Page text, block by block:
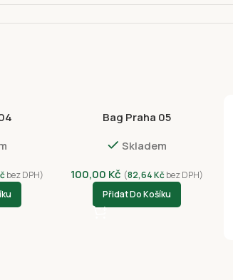
bez DPH)
Bag Praha 05
Skladem
100,00 Kč (82,64Kčbez DPH)
Přidat Do Košíku